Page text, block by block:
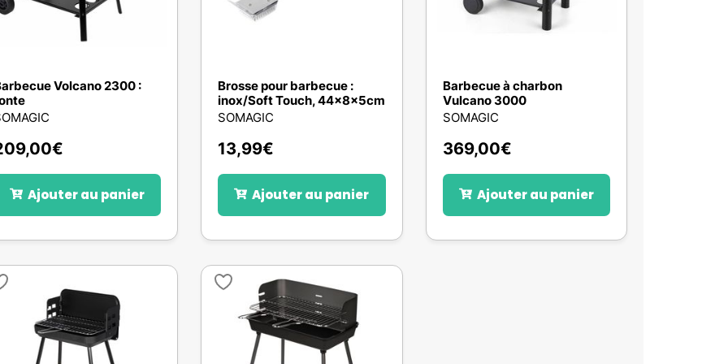
Volcano 2300 :
€
Ajouter au panier
Brosse pour barbecue :
inox/Soft Touch, 44x8x5cm
SOMAGIC
13,99€
Ajouter au panier
Barbecue à charbon
Vulcano 3000
SOMAGIC
369,00€
Ajouter au panier